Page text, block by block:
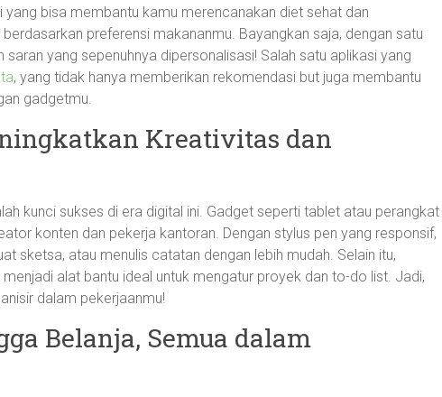
yang bisa membantu kamu merencanakan diet sehat dan
preferensi makananmu. Bayangkan saja, dengan satu
yang sepenuhnya dipersonalisasi! Salah satu aplikasi yang
, yang tidak hanya memberikan rekomendasi but juga membantu
gadgetmu.
Kreativitas dan
kunci sukses di era digital ini. Gadget seperti tablet atau perangkat
konten dan pekerja kantoran. Dengan stylus pen yang responsif,
sketsa, atau menulis catatan dengan lebih mudah. Selain itu,
alat bantu ideal untuk mengatur proyek dan to-do list. Jadi,
dalam pekerjaanmu!
Belanja, Semua dalam